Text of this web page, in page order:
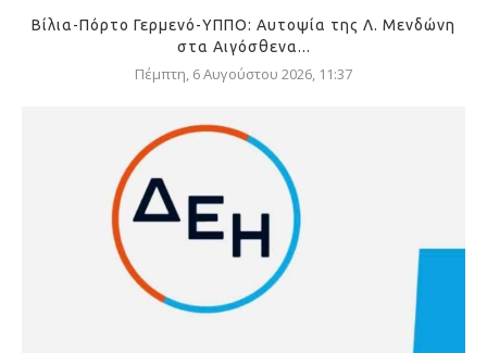
Βίλια-Πόρτο Γερμενό-ΥΠΠΟ: Αυτοψία της Λ. Μενδώνη
στα Αιγόσθενα...
Πέμπτη, 6 Αυγούστου 2026, 11:37